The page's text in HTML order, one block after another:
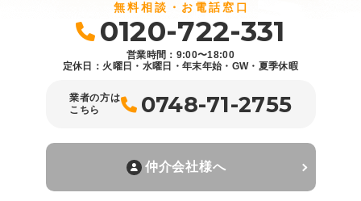
無料相談・お電話窓口
0120-722-331
営業時間：9:00〜18:00
定休日：火曜日・水曜日・年末年始・GW・夏季休暇
業者の方は
こちら
0748-71-2755
仲介会社様へ